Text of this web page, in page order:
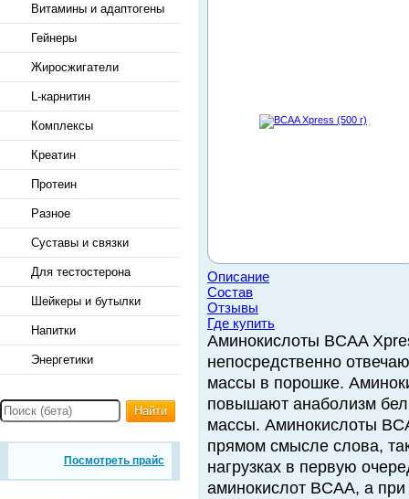
Витамины и адаптогены
Гейнеры
Жиросжигатели
L-карнитин
Комплексы
Креатин
Протеин
Разное
Суставы и связки
Для тестостерона
Шейкеры и бутылки
Напитки
Энергетики
Найти
Посмотреть прайс
Описание
Состав
Отзывы
Где купить
Аминокислоты BCAA
непосредственно
массы в порошке.
повышают анаболизм
массы. Аминокислоты
прямом смысле слова,
нагрузках в первую
аминокислот BCAA, а